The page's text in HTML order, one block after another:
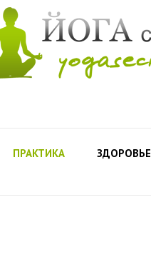
ПРАКТИКА ЗДОРОВЬЕ